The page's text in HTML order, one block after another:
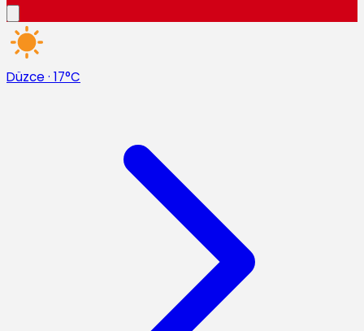
Düzce · 17°C